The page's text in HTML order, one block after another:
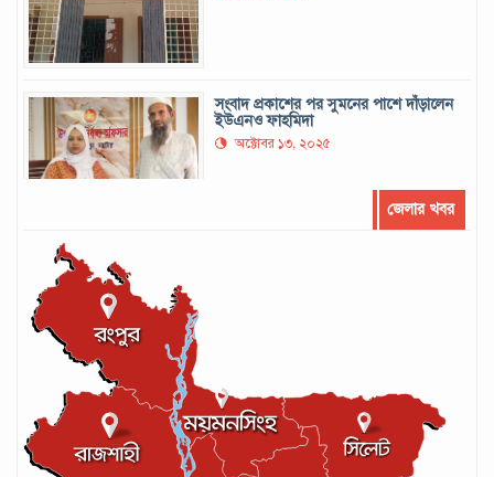
সংবাদ প্রকাশের পর সুমনের পাশে দাঁড়ালেন
ইউএনও ফাহমিদা
অক্টোবর ১৩, ২০২৫
আইসিসির লেভেল-৩ কোচের স্বীকৃতি পেলেন
আশরাফুল
সেপ্টেম্বর ১৭, ২০২৪
জেলার খবর